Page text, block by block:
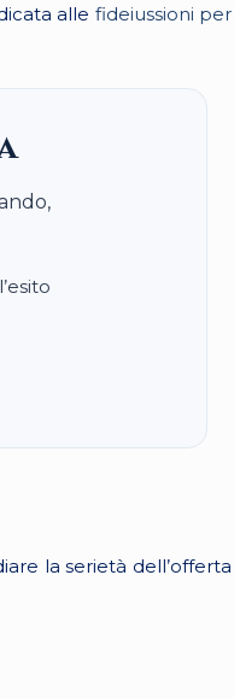
alle fideiussioni per
la serietà dell’offerta